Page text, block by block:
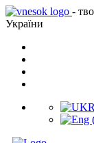
-
України